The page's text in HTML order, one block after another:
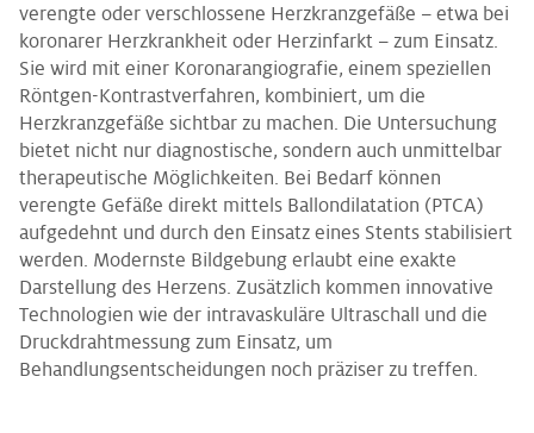
verengte oder verschlossene Herzkranzgefäße – etwa bei
koronarer Herzkrankheit oder Herzinfarkt – zum Einsatz.
Sie wird mit einer Koronarangiografie, einem speziellen
Röntgen-Kontrastverfahren, kombiniert, um die
Herzkranzgefäße sichtbar zu machen. Die Untersuchung
bietet nicht nur diagnostische, sondern auch unmittelbar
therapeutische Möglichkeiten. Bei Bedarf können
verengte Gefäße direkt mittels Ballondilatation (PTCA)
aufgedehnt und durch den Einsatz eines Stents stabilisiert
werden. Modernste Bildgebung erlaubt eine exakte
Darstellung des Herzens. Zusätzlich kommen innovative
Technologien wie der intravaskuläre Ultraschall und die
Druckdrahtmessung zum Einsatz, um
Behandlungsentscheidungen noch präziser zu treffen.